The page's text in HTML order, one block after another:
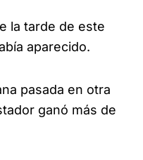
la tarde de este
aparecido.
pasada en otra
ganó más de